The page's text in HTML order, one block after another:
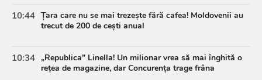
10:44 Țara care nu se mai trezește fără cafea! Moldovenii au
trecut de 200 de cești anual
10:34 „Republica” Linella! Un milionar vrea să mai înghită o
rețea de magazine, dar Concurența trage frâna